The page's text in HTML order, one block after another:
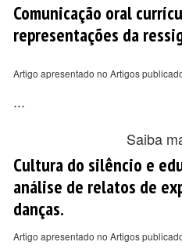
Comunicação oral
representações da
Artigo apresentado no Artigos
...
Saiba
Cultura do silêncio e
análise de relatos de
danças.
Artigo apresentado no Artigos